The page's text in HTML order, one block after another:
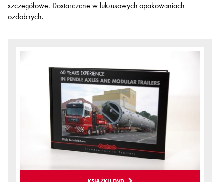
szczegółowe. Dostarczane w luksusowych opakowaniach
ozdobnych.